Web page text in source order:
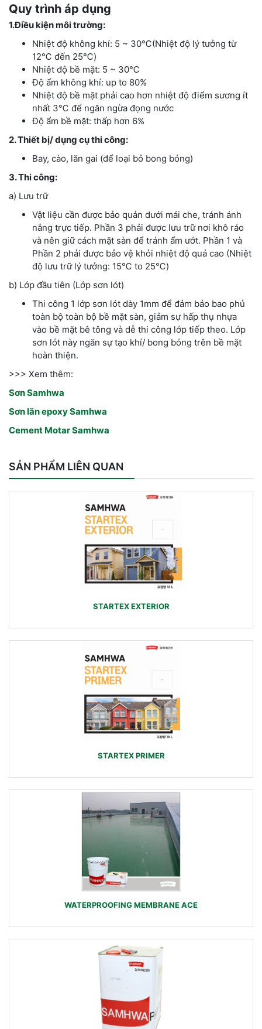
Quy trình áp dụng
1.Điều kiện môi trường:
Nhiệt độ không khí: 5 ~ 30℃(Nhiệt độ lý tưởng từ
12℃ đến 25℃)
Nhiệt độ bề mặt: 5 ~ 30℃
Độ ẩm không khí: up to 80%
Nhiệt độ bề mặt phải cao hơn nhiệt độ điểm sương ít
nhất 3℃ để ngăn ngừa đọng nước
Độ ẩm bề mặt: thấp hơn 6%
2. Thiết bị/ dụng cụ thi công:
Bay, cào, lăn gai (để loại bỏ bong bóng)
3. Thi công:
a) Lưu trữ
Vật liệu cần được bảo quản dưới mái che, tránh ánh
nắng trực tiếp. Phần 3 phải được lưu trữ nơi khô ráo
và nên giữ cách mặt sàn để tránh ẩm ướt. Phần 1 và
Phần 2 phải được bảo vệ khỏi nhiệt độ quá cao (Nhiệt
độ lưu trữ lý tưởng: 15℃ to 25℃)
b) Lớp đầu tiên (Lớp sơn lót)
Thi công 1 lớp sơn lót dày 1mm để đảm bảo bao phủ
toàn bộ toàn bộ bề mặt sàn, giảm sự hấp thụ nhựa
vào bề mặt bê tông và dễ thi công lớp tiếp theo. Lớp
sơn lót này ngăn sự tạo khí/ bong bóng trên bề mặt
hoàn thiện.
>>> Xem thêm:
Sơn Samhwa
Sơn lăn epoxy Samhwa
Cement Motar Samhwa
SẢN PHẨM LIÊN QUAN
STARTEX EXTERIOR
STARTEX PRIMER
WATERPROOFING MEMBRANE ACE